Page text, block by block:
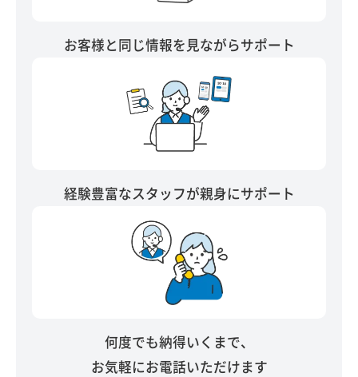
お客様と同じ情報を見ながらサポート
経験豊富なスタッフが親身にサポート
何度でも納得いくまで、
お気軽にお電話いただけます